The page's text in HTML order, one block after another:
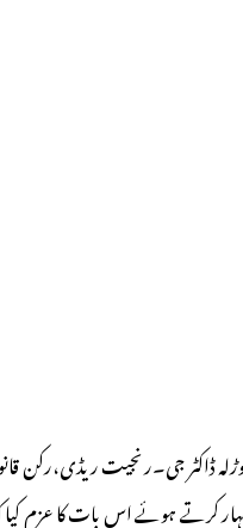
ڈاکٹر جی۔رنجیت ریڈی،رکن
کرتے ہوئے اس بات کا عزم کیا کہ